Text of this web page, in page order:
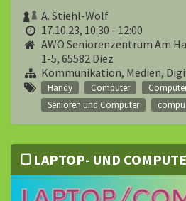
A. Stiehl-Wolf
17.10.23, 10:30 - 12:00
AWO Seniorenzentrum Am
1-5, 65582 Diez
Kommunikation, Medien,
Handy Computer
Senioren und Computer
compu
LAPTOP- UND